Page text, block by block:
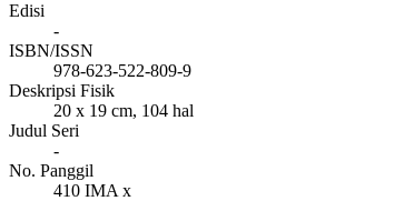
Edisi
-
ISBN/ISSN
978-623-522-809-9
Deskripsi Fisik
20 x 19 cm, 104 hal
Judul Seri
-
No. Panggil
410 IMA x